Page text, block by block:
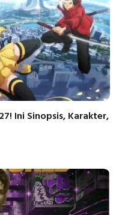
Ini Sinopsis, Karakter,